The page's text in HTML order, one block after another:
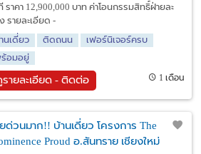
ราคา 12,900,000 บาท ค่าโอนกรรมสิทธิ์ฝ่ายละ
รายละเอียด -
นเดี่ยว
ติดถนน
เฟอร์นิเจอร์ครบ
อมอยู่
ายละเอียด - ติดต่อ 1 เดือน
ด่วนมาก!! บ้านเดี่ยว โครงการ The
Proud อ.สันทราย เชียงใหม่